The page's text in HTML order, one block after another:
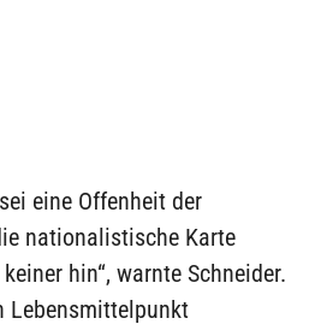
eine Offenheit der
nationalistische Karte
hin“, warnte Schneider.
Lebensmittelpunkt